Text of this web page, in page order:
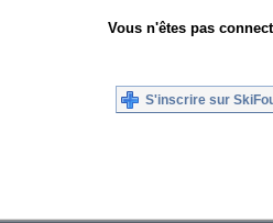
Vous n'êtes pas
S'inscrire sur